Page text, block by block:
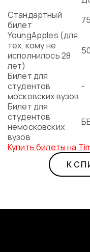
Стандартный
билет
YoungApples (для
тех, кому не
исполнилось 28
лет)
Билет для
студентов
московских вузов
-
Билет для
студентов
немосковских
вузов
Купить билеты на
К